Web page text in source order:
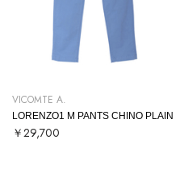
VICOMTE A.
LORENZO1 M PANTS CHINO PLAIN
￥29,700